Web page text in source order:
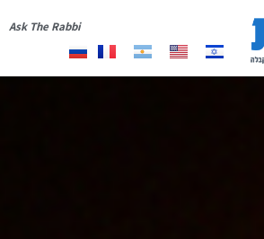
Ask The Rabbi